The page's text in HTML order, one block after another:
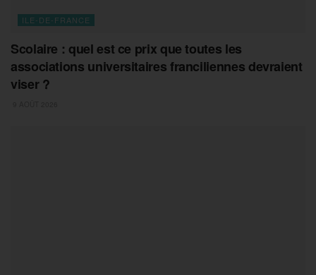
ILE-DE-FRANCE
Scolaire : quel est ce prix que toutes les
associations universitaires franciliennes devraient
viser ?